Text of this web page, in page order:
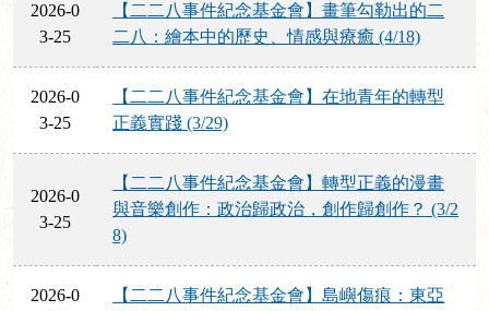
2026-0
3-25
【二二八事件紀念基金會】畫筆勾勒出的二
二八：繪本中的歷史、情感與療癒 (4/18)
2026-0
3-25
【二二八事件紀念基金會】在地青年的轉型
正義實踐 (3/29)
2026-0
3-25
【二二八事件紀念基金會】轉型正義的漫畫
與音樂創作：政治歸政治，創作歸創作？ (3/2
8)
2026-0
【二二八事件紀念基金會】島嶼傷痕：東亞